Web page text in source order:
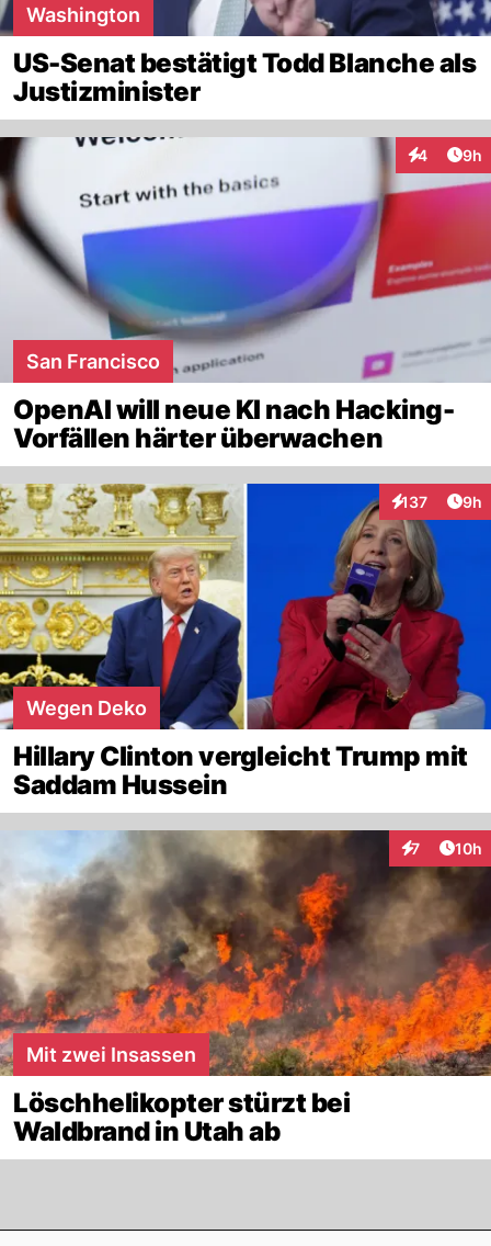
Washington
US-Senat bestätigt Todd Blanche als
Justizminister
4 9h
San Francisco
OpenAI will neue KI nach Hacking-
Vorfällen härter überwachen
137
Interaktionen
9h
Wegen Deko
Hillary Clinton vergleicht Trump mit
Saddam Hussein
7 10h
Mit zwei Insassen
Löschhelikopter stürzt bei
Waldbrand in Utah ab